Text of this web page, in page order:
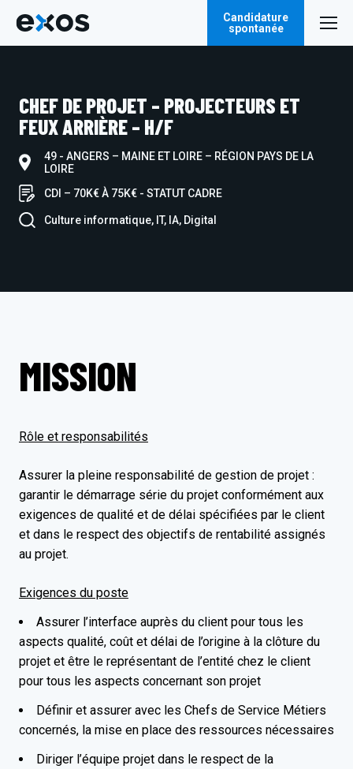
Candidature
spontanée
CHEF DE PROJET – PROJECTEURS ET
FEUX ARRIÈRE – H/F
49 - ANGERS – MAINE ET LOIRE – RÉGION PAYS DE LA
LOIRE
CDI – 70K€ À 75K€ - STATUT CADRE
Culture informatique, IT, IA, Digital
MISSION
Rôle et responsabilités
Assurer la pleine responsabilité de gestion de projet :
garantir le démarrage série du projet conformément aux
exigences de qualité et de délai spécifiées par le client
et dans le respect des objectifs de rentabilité assignés
au projet.
Exigences du poste
Assurer l’interface auprès du client pour tous les
aspects qualité, coût et délai de l’origine à la clôture du
projet et être le représentant de l’entité chez le client
pour tous les aspects concernant son projet
Définir et assurer avec les Chefs de Service Métiers
concernés, la mise en place des ressources nécessaires
Diriger l’équipe projet dans le respect de la